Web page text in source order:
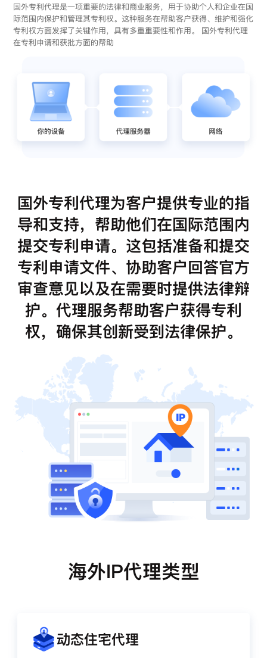
国外专利代理是一项重要的法律和商业服务，用于协助个人和企业在国
际范围内保护和管理其专利权。这种服务在帮助客户获得、维护和强化
专利权方面发挥了关键作用，具有多重重要性和作用。 国外专利代理
在专利申请和获批方面的帮助
国外专利代理为客户提供专业的指
导和支持，帮助他们在国际范围内
提交专利申请。这包括准备和提交
专利申请文件、协助客户回答官方
审查意见以及在需要时提供法律辩
护。代理服务帮助客户获得专利
权，确保其创新受到法律保护。
海外IP代理类型
动态住宅代理